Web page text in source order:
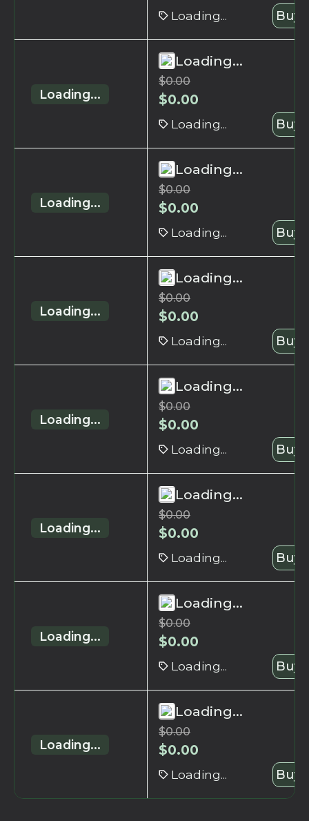
Loading... Buy
Loading...
Loading...
$0.00
$0.00
Loading... Buy
Loading...
Loading...
$0.00
$0.00
Loading... Buy
Loading...
Loading...
$0.00
$0.00
Loading... Buy
Loading...
Loading...
$0.00
$0.00
Loading... Buy
Loading...
Loading...
$0.00
$0.00
Loading... Buy
Loading...
Loading...
$0.00
$0.00
Loading... Buy
Loading...
Loading...
$0.00
$0.00
Loading... Buy